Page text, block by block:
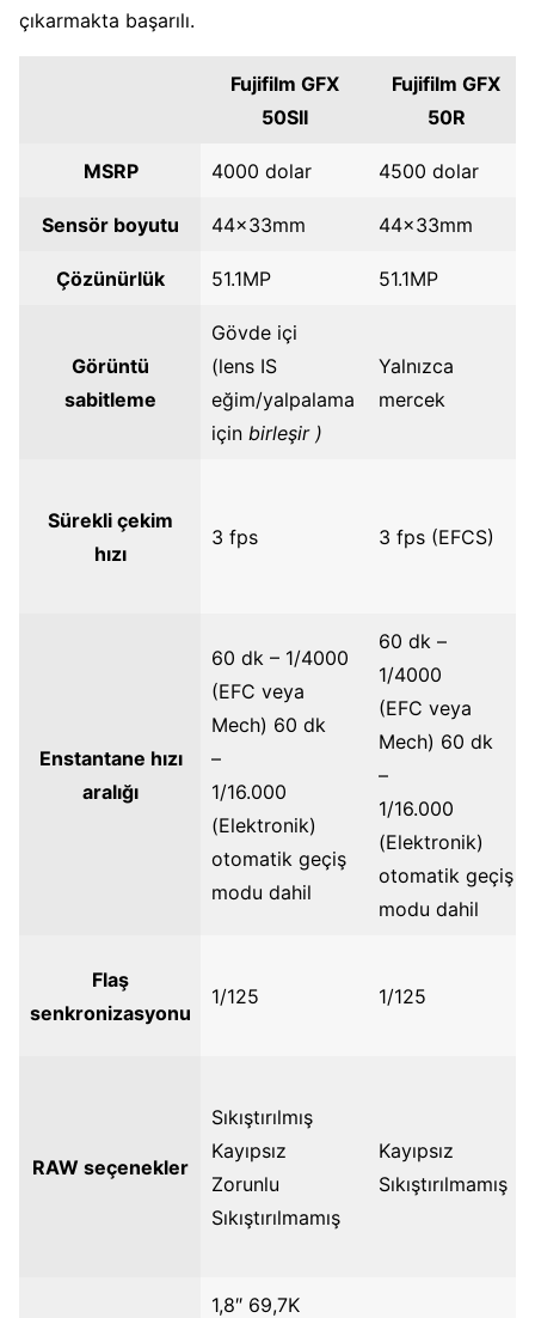
çıkarmakta başarılı.
Fujifilm GFX
50SII
Fujifilm GFX
50R
MSRP 4000 dolar 4500 dolar
Sensör boyutu 44x33mm 44x33mm
Çözünürlük 51.1MP 51.1MP
Görüntü
sabitleme
Gövde içi
(lens IS
eğim/yalpalama
için birleşir )
Yalnızca
mercek
Sürekli çekim
hızı
3 fps 3 fps (EFCS)
Enstantane hızı
aralığı
60 dk – 1/4000
(EFC veya
Mech) 60 dk
–
1/16.000
(Elektronik)
otomatik geçiş
modu dahil
60 dk –
1/4000
(EFC veya
Mech) 60 dk
–
1/16.000
(Elektronik)
otomatik geçiş
modu dahil
Flaş
senkronizasyonu
1/125 1/125
RAW seçenekler
Sıkıştırılmış
Kayıpsız
Zorunlu
Sıkıştırılmamış
Kayıpsız
Sıkıştırılmamış
1,8″ 69,7K